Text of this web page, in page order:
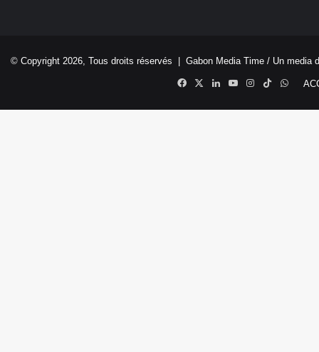
© Copyright 2026, Tous droits réservés | Gabon Media Time / Un media
Facebook
X LinkedinYouTubeInstagram
TikTok